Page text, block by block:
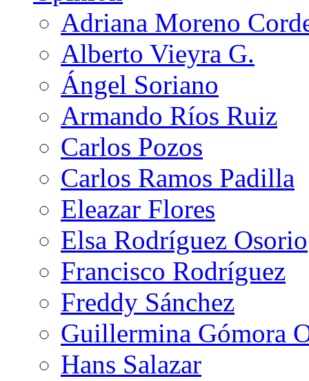
Adriana Moreno
Alberto Vieyra G.
Ángel Soriano
Armando Ríos Ruiz
Carlos Pozos
Carlos Ramos Padilla
Eleazar Flores
Elsa Rodríguez Osorio
Francisco Rodríguez
Freddy Sánchez
Guillermina Gómora
Hans Salazar